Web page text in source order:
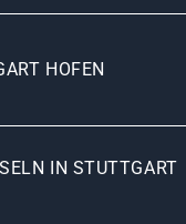
HOFEN
IN STUTTGART H